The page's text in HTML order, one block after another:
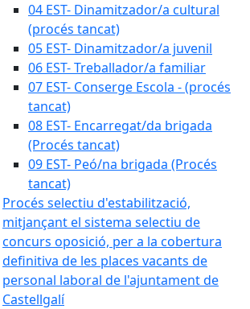
04 EST- Dinamitzador/a cultural
(procés tancat)
05 EST- Dinamitzador/a juvenil
06 EST- Treballador/a familiar
07 EST- Conserge Escola - (procés
tancat)
08 EST- Encarregat/da brigada
(Procés tancat)
09 EST- Peó/na brigada (Procés
tancat)
Procés selectiu d'estabilització,
mitjançant el sistema selectiu de
concurs oposició, per a la cobertura
definitiva de les places vacants de
personal laboral de l'ajuntament de
Castellgalí